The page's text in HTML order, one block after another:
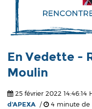
En Vedette -
Moulin
25 février 2022 14:46:14
d'APEXA / 4 minute de